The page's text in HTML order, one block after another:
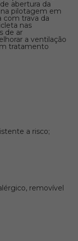
abertura da
na pilotagem em
com trava da
nas
de ar
a ventilação
tratamento
a risco;
removível